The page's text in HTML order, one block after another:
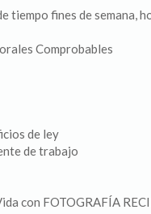
tiempo fines de semana,
Comprobables
de ley
de trabajo
con FOTOGRAFÍA